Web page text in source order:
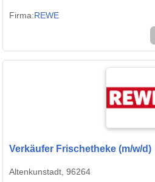
Firma:REWE
Verkäufer Frischetheke (m/w/d)
Altenkunstadt, 96264